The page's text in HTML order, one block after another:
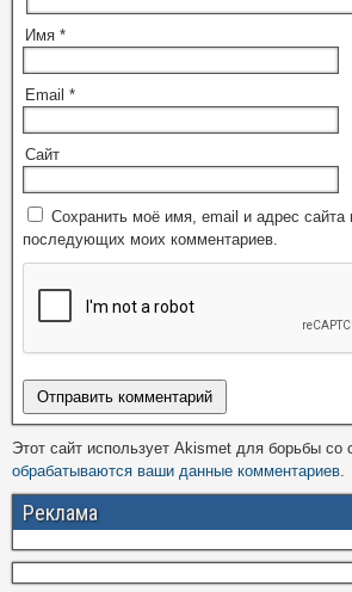
Имя *
Email *
Сайт
Сохранить моё имя, email и адрес сайта
последующих моих комментариев.
Этот сайт использует Akismet для борьбы со
обрабатываются ваши данные комментариев.
Реклама